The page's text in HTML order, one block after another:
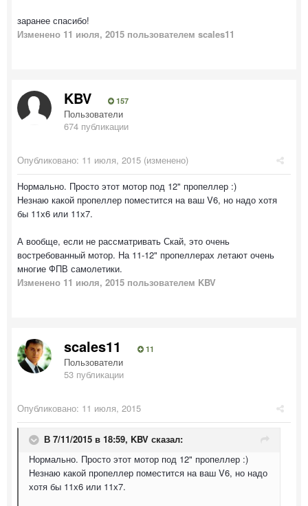
заранее спасибо!
Изменено 11 июля, 2015 пользователем scales11
KBV 157
Пользователи
674 публикации
Опубликовано: 11 июля, 2015 (изменено)
Нормально. Просто этот мотор под 12" пропеллер :)
Незнаю какой пропеллер поместится на ваш V6, но надо хотя
бы 11х6 или 11х7.
А вообще, если не рассматривать Скай, это очень
востребованный мотор. На 11-12" пропеллерах летают очень
многие ФПВ самолетики.
Изменено 11 июля, 2015 пользователем KBV
scales11 11
Пользователи
53 публикации
Опубликовано: 11 июля, 2015
В 7/11/2015 в 18:59, KBV сказал:
Нормально. Просто этот мотор под 12" пропеллер :)
Незнаю какой пропеллер поместится на ваш V6, но надо
хотя бы 11х6 или 11х7.